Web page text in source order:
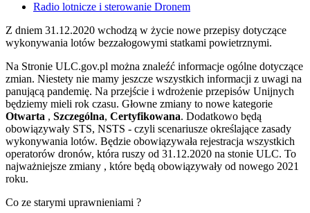
Radio lotnicze i sterowanie Dronem
Z dniem 31.12.2020 wchodzą w życie nowe przepisy dotyczące
wykonywania lotów bezzałogowymi statkami powietrznymi.
Na Stronie ULC.gov.pl można znaleźć informacje ogólne dotyczące
zmian. Niestety nie mamy jeszcze wszystkich informacji z uwagi na
panującą pandemię. Na przejście i wdrożenie przepisów Unijnych
będziemy mieli rok czasu. Głowne zmiany to nowe kategorie
Otwarta , Szczególna, Certyfikowana. Dodatkowo będą
obowiązywały STS, NSTS - czyli scenariusze określające zasady
wykonywania lotów. Będzie obowiązywała rejestracja wszystkich
operatorów dronów, która ruszy od 31.12.2020 na stonie ULC. To
najważniejsze zmiany , które będą obowiązywały od nowego 2021
roku.
Co ze starymi uprawnieniami ?